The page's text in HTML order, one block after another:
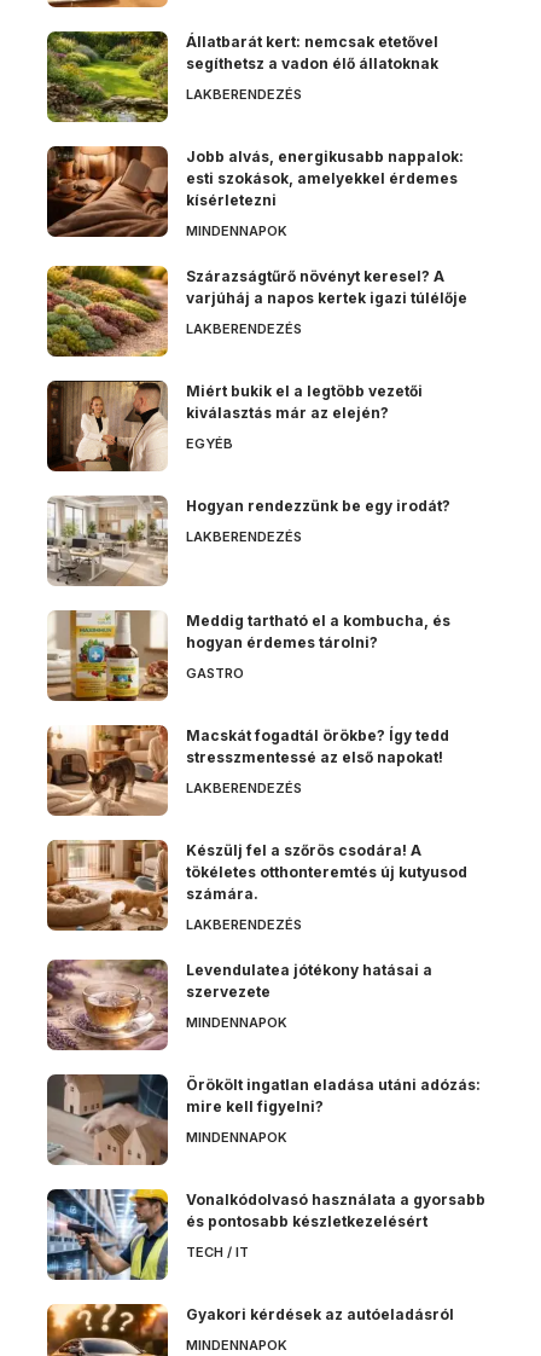
Állatbarát kert: nemcsak etetővel
segíthetsz a vadon élő állatoknak
LAKBERENDEZÉS
Jobb alvás, energikusabb nappalok:
esti szokások, amelyekkel érdemes
kísérletezni
MINDENNAPOK
Szárazságtűrő növényt keresel? A
varjúháj a napos kertek igazi túlélője
LAKBERENDEZÉS
Miért bukik el a legtöbb vezetői
kiválasztás már az elején?
EGYÉB
Hogyan rendezzünk be egy irodát?
LAKBERENDEZÉS
Meddig tartható el a kombucha, és
hogyan érdemes tárolni?
GASTRO
Macskát fogadtál örökbe? Így tedd
stresszmentessé az első napokat!
LAKBERENDEZÉS
Készülj fel a szőrös csodára! A
tökéletes otthonteremtés új kutyusod
számára.
LAKBERENDEZÉS
Levendulatea jótékony hatásai a
szervezete
MINDENNAPOK
Örökölt ingatlan eladása utáni adózás:
mire kell figyelni?
MINDENNAPOK
Vonalkódolvasó használata a gyorsabb
és pontosabb készletkezelésért
TECH / IT
Gyakori kérdések az autóeladásról
MINDENNAPOK